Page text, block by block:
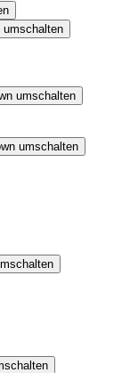
umschalten
umschalten
umschalten